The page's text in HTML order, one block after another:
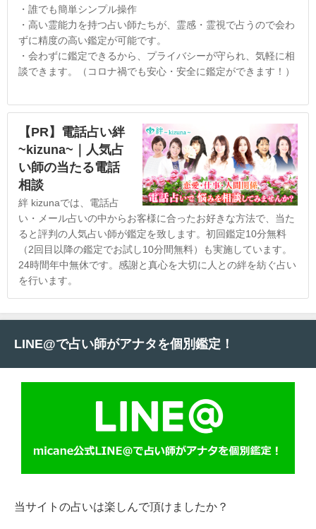
・誰でも簡単シンプル操作
・高い霊能力を持つ占い師たちが、霊感・霊視で占うので会わ
ずに精度の高い鑑定が可能です。
・会わずに鑑定できるから、プライバシーが守られ、気軽に相
談できます。（コロナ禍でも安心・安全に鑑定ができます！）
【PR】電話占い絆
~kizuna~｜人気占
い師の当たる電話
相談
絆 kizunaでは、電話占
い・メール占いの中からお客様に合ったお好きな方法で、当た
ると評判の人気占い師が鑑定を致します。初回鑑定10分無料
（2回目以降の鑑定でお試し10分間無料）も実施しています。
24時間年中無休です。感謝と真心を大切に人との絆を紡ぐ占い
を行います。
LINE@で占い師がアナタを個別鑑定！
当サイトの占いは楽しんで頂けましたか？